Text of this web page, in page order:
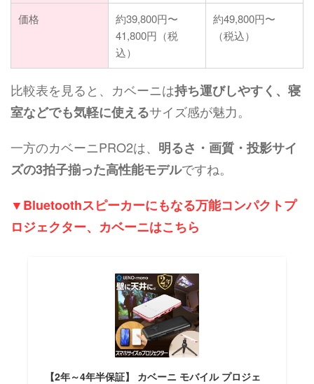
価格
約39,800円〜
41,800円（税
込）
約49,800円〜
（税込）
比較表を見ると、カベーニは持ち運びしやすく、寝
室などでも気軽に使えるサイズ感が魅力。
一方のカベーニPRO2は、 明るさ・画質・投影サイ
ズの3拍子揃った高性能モデルですね。
▼Bluetoothスピーカーにもなる万能コンパクトプ
ロジェクター、カベーニはこちら
【2年～4年半保証】 カベーニ モバイル プロジェ